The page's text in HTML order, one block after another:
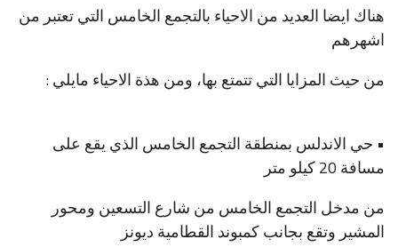
هناك ايضا العديد من الاحياء بالتجمع الخامس التي تعتبر من
اشهرهم
من حيث المزايا التي تتمتع بها، ومن هذة الاحياء مايلي :
• حي الاندلس بمنطقة التجمع الخامس الذي يقع على
مسافة 20 كيلو متر
من مدخل التجمع الخامس من شارع التسعين ومحور
المشير وتقع بجانب كمبوند القطامية ديونز